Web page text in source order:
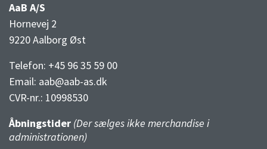
AaB A/S
Hornevej 2
9220 Aalborg Øst
Telefon: +45 96 35 59 00
Email: aab@aab-as.dk
CVR-nr.: 10998530
Åbningstider (Der sælges ikke merchandise i
administrationen)